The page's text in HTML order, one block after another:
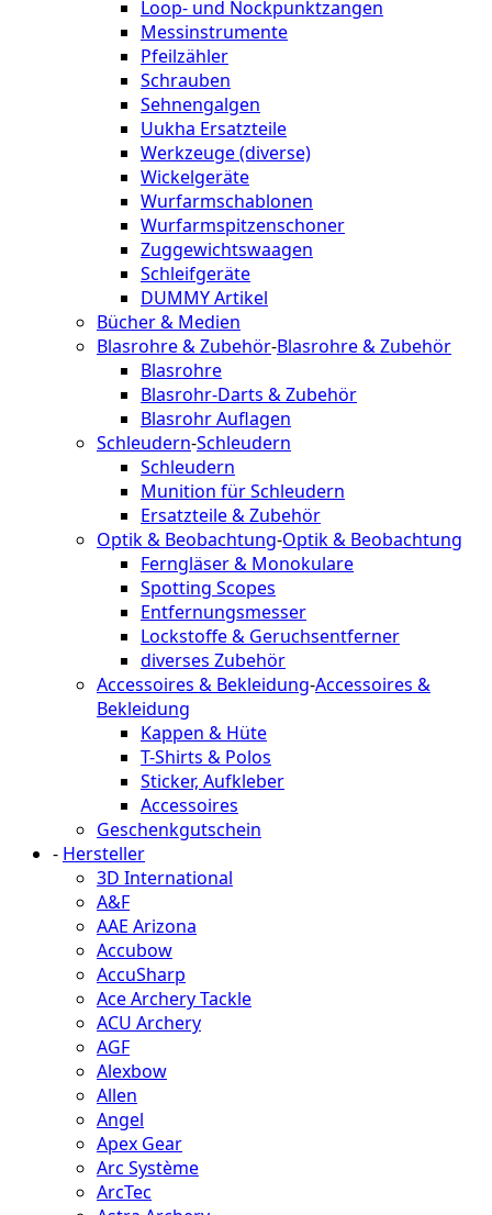
Loop- und Nockpunktzangen
Messinstrumente
Pfeilzähler
Schrauben
Sehnengalgen
Uukha Ersatzteile
Werkzeuge (diverse)
Wickelgeräte
Wurfarmschablonen
Wurfarmspitzenschoner
Zuggewichtswaagen
Schleifgeräte
DUMMY Artikel
Bücher & Medien
Blasrohre & Zubehör-Blasrohre & Zubehör
Blasrohre
Blasrohr-Darts & Zubehör
Blasrohr Auflagen
Schleudern-Schleudern
Schleudern
Munition für Schleudern
Ersatzteile & Zubehör
Optik & Beobachtung-Optik & Beobachtung
Ferngläser & Monokulare
Spotting Scopes
Entfernungsmesser
Lockstoffe & Geruchsentferner
diverses Zubehör
Accessoires & Bekleidung-Accessoires &
Bekleidung
Kappen & Hüte
T-Shirts & Polos
Sticker, Aufkleber
Accessoires
Geschenkgutschein
- Hersteller
3D International
A&F
AAE Arizona
Accubow
AccuSharp
Ace Archery Tackle
ACU Archery
AGF
Alexbow
Allen
Angel
Apex Gear
Arc Système
ArcTec